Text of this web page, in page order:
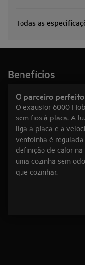
Todas as
Benefícios
O parceiro
O exaustor 6000
sem fios à placa. A
liga a placa e a
ventoinha é regulada
definição de calor
uma cozinha sem
que cozinhar.